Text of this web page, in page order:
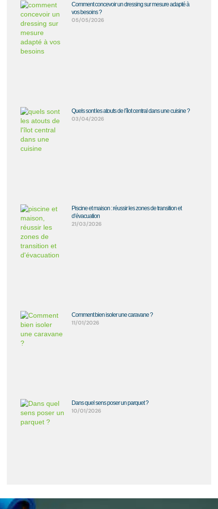
Comment concevoir un dressing sur mesure adapté à
vos besoins ?
05/05/2026
Quels sont les atouts de l’îlot central dans une cuisine ?
03/04/2026
Piscine et maison : réussir les zones de transition et
d’évacuation
21/03/2026
Comment bien isoler une caravane ?
11/01/2026
Dans quel sens poser un parquet ?
10/01/2026